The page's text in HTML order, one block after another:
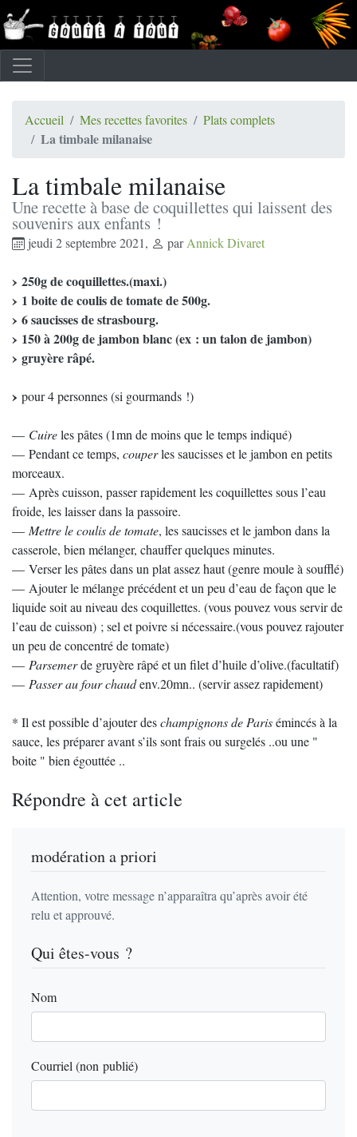
Accueil Mes recettes favorites Plats complets
La timbale milanaise
La timbale milanaise
Une recette à base de coquillettes qui laissent des
souvenirs aux enfants !
jeudi 2 septembre 2021, parAnnick Divaret
250g de coquillettes.(maxi.)
1 boite de coulis de tomate de 500g.
6 saucisses de strasbourg.
150 à 200g de jambon blanc (ex : un talon de jambon)
gruyère râpé.
pour 4 personnes (si gourmands !)
— Cuireles pâtes (1mn de moins que le temps indiqué)
— Pendant ce temps, couperles saucisses et le jambon en petits
morceaux.
— Après cuisson, passer rapidement les coquillettes sous l’eau
froide, les laisser dans la passoire.
— Mettre le coulis de tomate, les saucisses et le jambon dans la
casserole, bien mélanger, chauffer quelques minutes.
— Verser les pâtes dans un plat assez haut (genre moule à soufflé)
— Ajouter le mélange précédent et un peu d’eau de façon que le
liquide soit au niveau des coquillettes. (vous pouvez vous servir de
l’eau de cuisson) ; sel et poivre si nécessaire.(vous pouvez rajouter
un peu de concentré de tomate)
— Parsemerde gruyère râpé et un filet d’huile d’olive.(facultatif)
— Passer au four chaudenv.20mn.. (servir assez rapidement)
* Il est possible d’ajouter deschampignons de Parisémincés à la
sauce, les préparer avant s’ils sont frais ou surgelés ..ou une "
boite " bien égouttée ..
Répondre à cet article
modération a priori
Attention, votre message n’apparaîtra qu’après avoir été
relu et approuvé.
Qui êtes-vous ?
Nom
Courriel (non publié)